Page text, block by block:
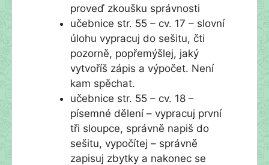
proveď zkoušku správnosti
učebnice str. 55 – cv. 17 – slovní
úlohu vypracuj do sešitu, čti
pozorně, popřemýšlej, jaký
vytvoříš zápis a výpočet. Není
kam spěchat.
učebnice str. 55 – cv. 18 –
písemné dělení – vypracuj první
tři sloupce, správně napiš do
sešitu, vypočítej – správně
zapisuj zbytky a nakonec se